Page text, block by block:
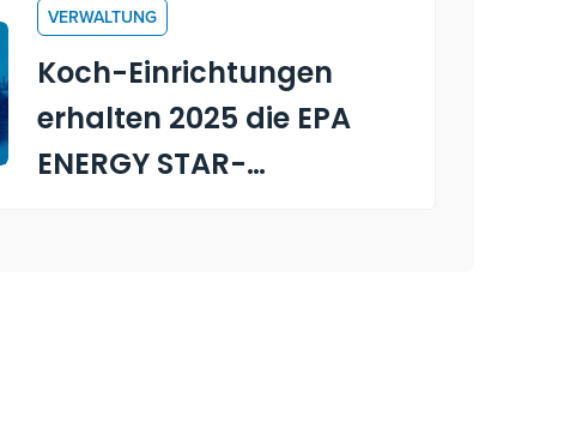
für Orderful
VERWALTUNG
Koch-Einrichtungen
erhalten 2025 die EPA
ENERGY STAR-